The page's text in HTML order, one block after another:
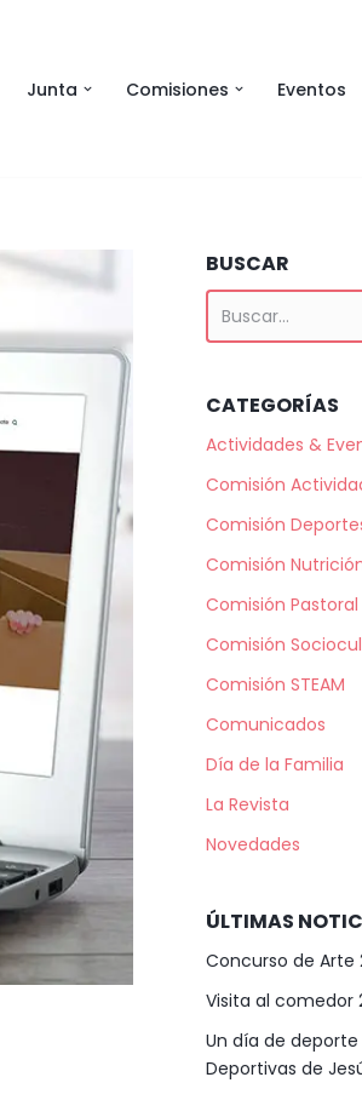
Junta Comisiones Eventos
BUSCAR
CATEGORÍAS
Actividades &
Comisión
Comisión
Comisión
Comisión Pastoral
Comisión
Comisión STEAM
Comunicados
Día de la Familia
La Revista
Novedades
ÚLTIMAS
Concurso de Arte
Visita al comedor
Un día de
Deportivas de